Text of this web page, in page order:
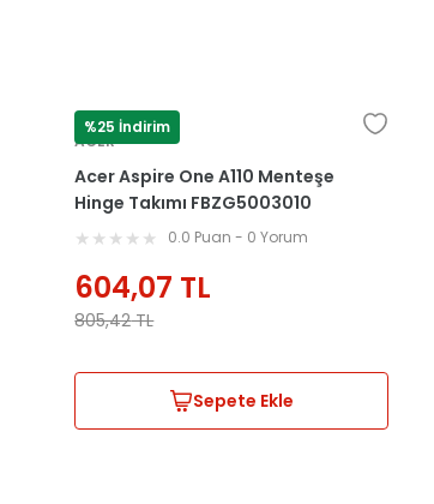
%25 İndirim
ACER
Acer Aspire One A110 Menteşe
Hinge Takımı FBZG5003010
FBZG50060100.0 Puan - 0 Yorum
604,07 TL
805,42TL
Sepete Ekle